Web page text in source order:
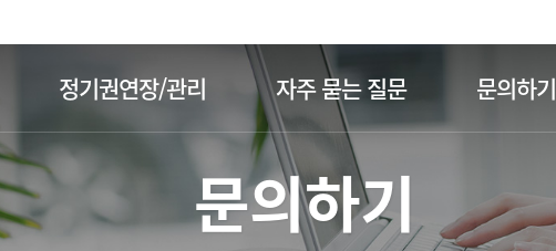
정기권연장/관리 자주 묻는 질문 문의하기
문의하기